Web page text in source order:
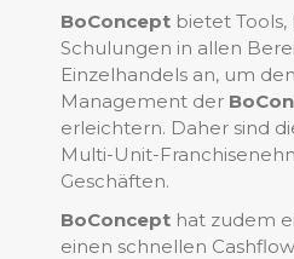
BoConcept bietet
Schulungen in allen
Einzelhandels an, um
Management der
erleichtern. Daher sind
Multi-Unit-
Geschäften.
BoConcept hat zudem
einen schnellen